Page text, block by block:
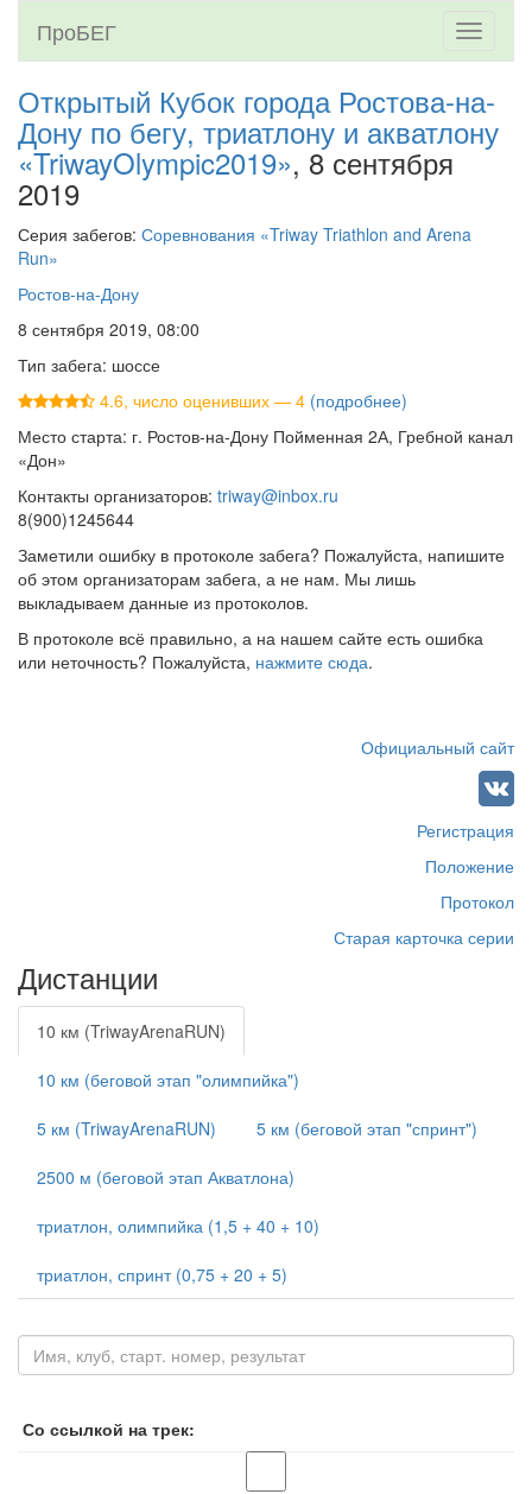
Toggle
ПроБЕГ
Открытый Кубок города Ростова-на-
Дону по бегу, триатлону и акватлону
«TriwayOlympic2019», 8 сентября
2019
Серия забегов: Соревнования «Triway Triathlon and Arena
Run»
Ростов-на-Дону
8 сентября 2019, 08:00
Тип забега: шоссе
4.6, число оценивших — 4 (подробнее)
Место старта: г. Ростов-на-Дону Пойменная 2А, Гребной канал
«Дон»
Контакты организаторов: triway@inbox.ru
8(900)1245644
Заметили ошибку в протоколе забега? Пожалуйста, напишите
об этом организаторам забега, а не нам. Мы лишь
выкладываем данные из протоколов.
В протоколе всё правильно, а на нашем сайте есть ошибка
или неточность? Пожалуйста, нажмите сюда.
Официальный сайт
Регистрация
Положение
Протокол
Старая карточка серии
Дистанции
10 км (TriwayArenaRUN)
10 км (беговой этап "олимпийка")
5 км (TriwayArenaRUN) 5 км (беговой этап "спринт")
2500 м (беговой этап Акватлона)
триатлон, олимпийка (1,5 + 40 + 10)
триатлон, спринт (0,75 + 20 + 5)
Со ссылкой на трек: